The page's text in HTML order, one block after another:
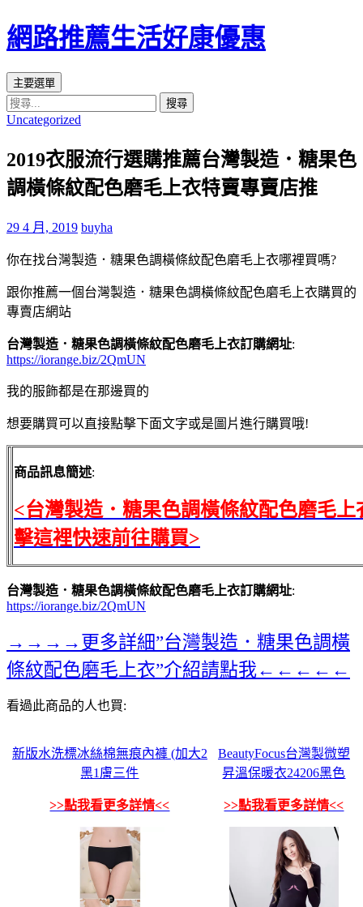
網路推薦生活好康優惠
搜
尋
主要選單
主
內
容
區
搜
尋
鍵
字:
Uncategorized
2019衣服流行選購推薦台灣製造．糖果色
調橫條紋配色磨毛上衣特賣專賣店推
29 4 月, 2019 buyha
你在找台灣製造．糖果色調橫條紋配色磨毛上衣哪裡買嗎?
跟你推薦一個台灣製造．糖果色調橫條紋配色磨毛上衣購買的
專賣店網站
台灣製造．糖果色調橫條紋配色磨毛上衣訂購網址:
https://iorange.biz/2QmUN
我的服飾都是在那邊買的
想要購買可以直接點擊下面文字或是圖片進行購買哦!
商品訊息簡述:
<台灣製造．糖果色調橫條紋配色磨毛上
擊這裡快速前往購買>
台灣製造．糖果色調橫條紋配色磨毛上衣訂購網址:
https://iorange.biz/2QmUN
→→→→更多詳細”台灣製造．糖果色調橫
條紋配色磨毛上衣”介紹請點我←←←←←
看過此商品的人也買:
新版水洗標冰絲棉無痕內褲 (加大2
黑1膚三件
>>點我看更多詳情<<
BeautyFocus台灣製微塑
昇溫保暖衣24206黑色
>>點我看更多詳情<<